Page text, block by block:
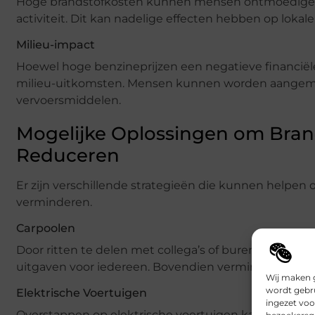
Wij maken
wordt
ingezet
activiteit. Dit kan nadelige effecten hebben op
Milieu-impact
Hoewel hoge benzineprijzen een negatieve
milieu-uitkomsten. Mensen kunnen worden
vervoersmiddelen.
Mogelijke Oplossingen om
Reduceren
Er zijn verschillende strategieën die kunnen
verminderen.
Carpoolen
Door ritten te delen met collega’s of buren kunnen
uitgaven voor iedereen. Bovendien vermindert
Elektrische Voertuigen